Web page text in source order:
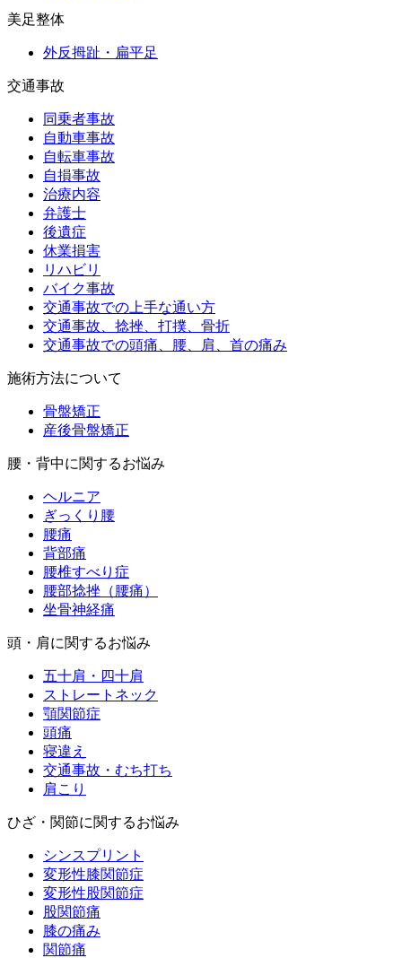
美足整体
外反拇趾・扁平足
交通事故
同乗者事故
自動車事故
自転車事故
自損事故
治療内容
弁護士
後遺症
休業損害
リハビリ
バイク事故
交通事故での上手な通い方
交通事故、捻挫、打撲、骨折
交通事故での頭痛、腰、肩、首の痛み
施術方法について
骨盤矯正
産後骨盤矯正
腰・背中に関するお悩み
ヘルニア
ぎっくり腰
腰痛
背部痛
腰椎すべり症
腰部捻挫（腰痛）
坐骨神経痛
頭・肩に関するお悩み
五十肩・四十肩
ストレートネック
顎関節症
頭痛
寝違え
交通事故・むち打ち
肩こり
ひざ・関節に関するお悩み
シンスプリント
変形性膝関節症
変形性股関節症
股関節痛
膝の痛み
関節痛